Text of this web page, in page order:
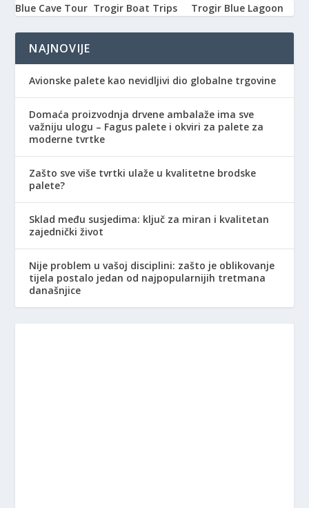
Blue Cave Tour Trogir Boat Trips Trogir Blue Lagoon
NAJNOVIJE
Avionske palete kao nevidljivi dio globalne trgovine
Domaća proizvodnja drvene ambalaže ima sve
važniju ulogu – Fagus palete i okviri za palete za
moderne tvrtke
Zašto sve više tvrtki ulaže u kvalitetne brodske
palete?
Sklad među susjedima: ključ za miran i kvalitetan
zajednički život
Nije problem u vašoj disciplini: zašto je oblikovanje
tijela postalo jedan od najpopularnijih tretmana
današnjice